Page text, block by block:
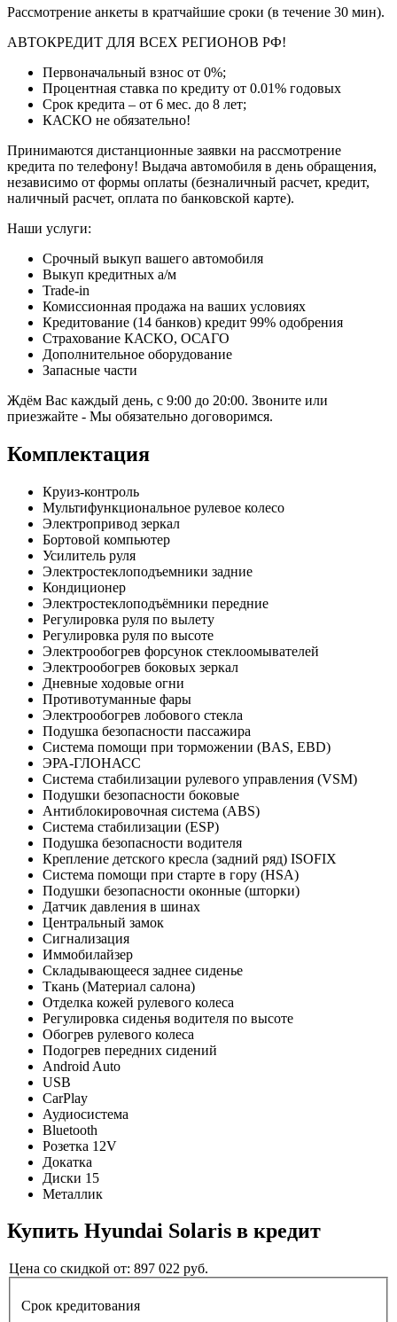
Рассмотрение анкеты в кратчайшие сроки (в течение 30 мин).
АВТОКРЕДИТ ДЛЯ ВСЕХ РЕГИОНОВ РФ!
Первоначальный взнос от 0%;
Процентная ставка по кредиту от 0.01% годовых
Срок кредита – от 6 мес. до 8 лет;
КАСКО не обязательно!
Принимаются дистанционные заявки на рассмотрение
кредита по телефону! Выдача автомобиля в день обращения,
независимо от формы оплаты (безналичный расчет, кредит,
наличный расчет, оплата по банковской карте).
Наши услуги:
Срочный выкуп вашего автомобиля
Выкуп кредитных а/м
Trade-in
Комиссионная продажа на ваших условиях
Кредитование (14 банков) кредит 99% одобрения
Страхование КАСКО, ОСАГО
Дополнительное оборудование
Запасные части
Ждём Вас каждый день, с 9:00 до 20:00. Звоните или
приезжайте - Мы обязательно договоримся.
Комплектация
Круиз-контроль
Мультифункциональное рулевое колесо
Электропривод зеркал
Бортовой компьютер
Усилитель руля
Электростеклоподъемники задние
Кондиционер
Электростеклоподъёмники передние
Регулировка руля по вылету
Регулировка руля по высоте
Электрообогрев форсунок стеклоомывателей
Электрообогрев боковых зеркал
Дневные ходовые огни
Противотуманные фары
Электрообогрев лобового стекла
Подушка безопасности пассажира
Система помощи при торможении (BAS, EBD)
ЭРА-ГЛОНАСС
Система стабилизации рулевого управления (VSM)
Подушки безопасности боковые
Антиблокировочная система (ABS)
Система стабилизации (ESP)
Подушка безопасности водителя
Крепление детского кресла (задний ряд) ISOFIX
Система помощи при старте в гору (HSA)
Подушки безопасности оконные (шторки)
Датчик давления в шинах
Центральный замок
Сигнализация
Иммобилайзер
Складывающееся заднее сиденье
Ткань (Материал салона)
Отделка кожей рулевого колеса
Регулировка сиденья водителя по высоте
Обогрев рулевого колеса
Подогрев передних сидений
Android Auto
USB
CarPlay
Аудиосистема
Bluetooth
Розетка 12V
Докатка
Диски 15
Металлик
Купить Hyundai Solaris в кредит
Цена со скидкой от: 897 022 руб.
Срок кредитования